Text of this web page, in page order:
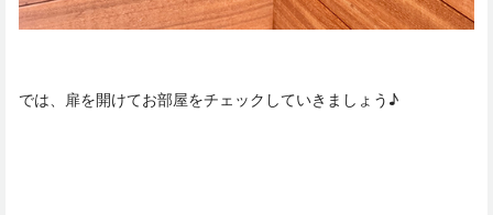
では、扉を開けてお部屋をチェックしていきましょう♪